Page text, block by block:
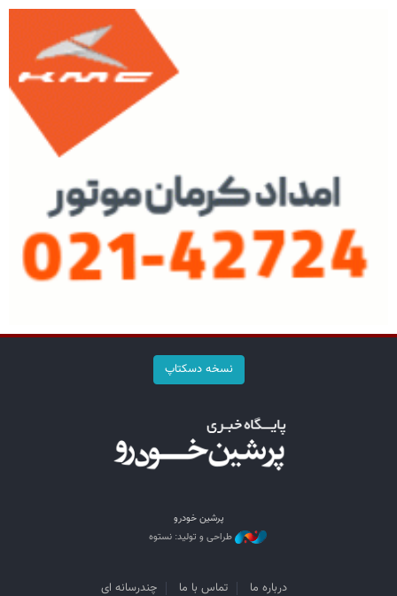
نسخه دسکتاپ
پرشین خودرو
طراحی و تولید: نستوه
درباره ما تماس با ما چندرسانه ای